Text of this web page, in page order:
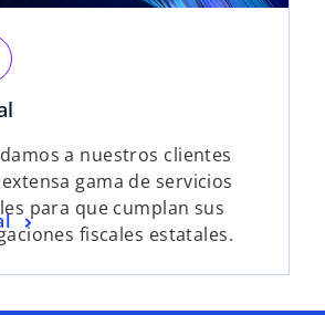
a nuestros clientes
gama de servicios
para que cumplan sus
fiscales estatales.